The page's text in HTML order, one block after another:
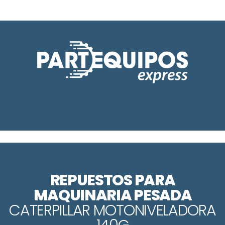
REPUESTOS PARA
MAQUINARIA PESADA
CATERPILLAR MOTONIVELADORA